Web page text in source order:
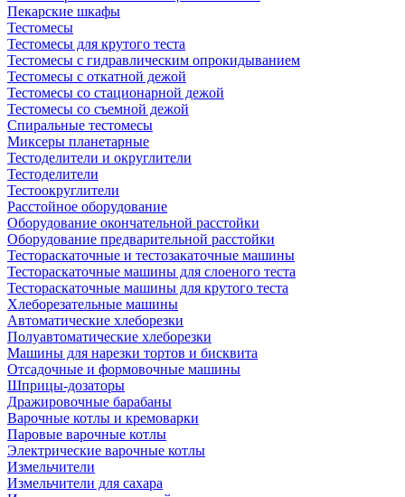
Пекарские шкафы
Тестомесы
Тестомесы для крутого теста
Тестомесы с гидравлическим опрокидыванием
Тестомесы с откатной дежой
Тестомесы со стационарной дежой
Тестомесы со съемной дежой
Спиральные тестомесы
Миксеры планетарные
Тестоделители и округлители
Тестоделители
Тестоокруглители
Расстойное оборудование
Оборудование окончательной расстойки
Оборудование предварительной расстойки
Тестораскаточные и тестозакаточные машины
Тестораскаточные машины для слоеного теста
Тестораскаточные машины для крутого теста
Хлеборезательные машины
Автоматические хлеборезки
Полуавтоматические хлеборезки
Машины для нарезки тортов и бисквита
Отсадочные и формовочные машины
Шприцы-дозаторы
Дражировочные барабаны
Варочные котлы и кремоварки
Паровые варочные котлы
Электрические варочные котлы
Измельчители
Измельчители для сахара